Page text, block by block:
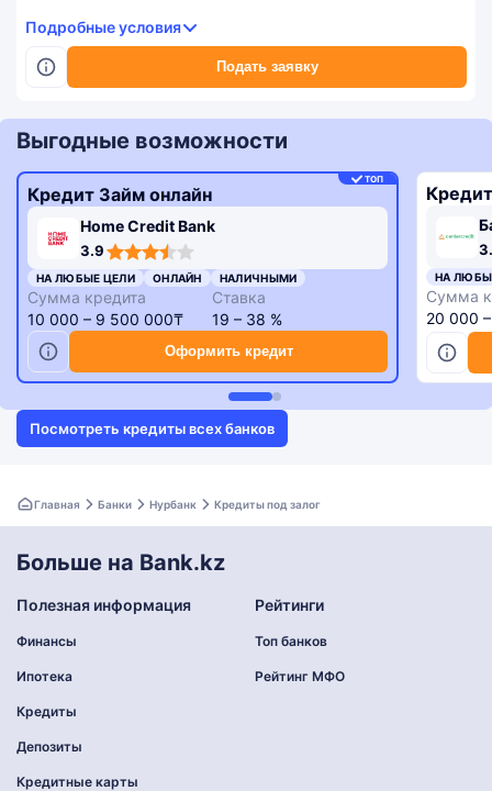
Подать заявку
Подробные условия
Выгодные возможности
ТОП
Кредит Займ онлайн
Home Credit Bank
3.9
rating
НА ЛЮБЫЕ ЦЕЛИ ОНЛАЙН НАЛИЧНЫМИ
Сумма кредита
10 000 – 9 500 000₸
Ставка
19 – 38 %
Оформить кредит
НА
Сумма
20 000
Посмотреть кредиты всех банков
Главная Банки Нурбанк Кредиты под залог
Больше на Bank.kz
Полезная информация
Финансы
Ипотека
Кредиты
Депозиты
Кредитные карты
Рейтинги
Топ банков
Рейтинг МФО